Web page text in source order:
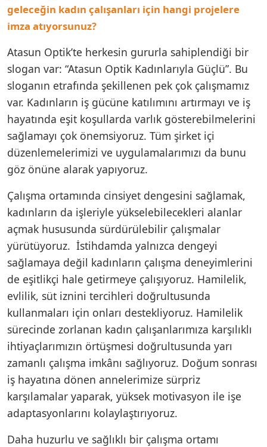
geleceğin kadın çalışanları için hangi projelere
imza atıyorsunuz?
Atasun Optik’te herkesin gururla sahiplendiği bir
slogan var: “Atasun Optik Kadınlarıyla Güçlü”. Bu
sloganın etrafında şekillenen pek çok çalışmamız
var. Kadınların iş gücüne katılımını artırmayı ve iş
hayatında eşit koşullarda varlık gösterebilmelerini
sağlamayı çok önemsiyoruz. Tüm şirket içi
düzenlemelerimizi ve uygulamalarımızı da bunu
göz önüne alarak yapıyoruz.
Çalışma ortamında cinsiyet dengesini sağlamak,
kadınların da işleriyle yükselebilecekleri alanlar
açmak hususunda sürdürülebilir çalışmalar
yürütüyoruz. İstihdamda yalnızca dengeyi
sağlamaya değil kadınların çalışma deneyimlerini
de eşitlikçi hale getirmeye çalışıyoruz. Hamilelik,
evlilik, süt iznini tercihleri doğrultusunda
kullanmaları için onları destekliyoruz. Hamilelik
sürecinde zorlanan kadın çalışanlarımıza karşılıklı
ihtiyaçlarımızın örtüşmesi doğrultusunda yarı
zamanlı çalışma imkânı sağlıyoruz. Doğum sonrası
iş hayatına dönen annelerimize sürpriz
karşılamalar yaparak, yüksek motivasyon ile işe
adaptasyonlarını kolaylaştırıyoruz.
Daha huzurlu ve sağlıklı bir çalışma ortamı